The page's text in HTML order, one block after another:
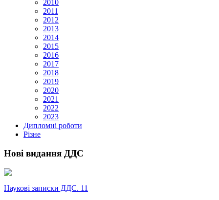
2010
2011
2012
2013
2014
2015
2016
2017
2018
2019
2020
2021
2022
2023
Дипломні роботи
Різне
Нові видання ДДС
Наукові записки ДДС. 11